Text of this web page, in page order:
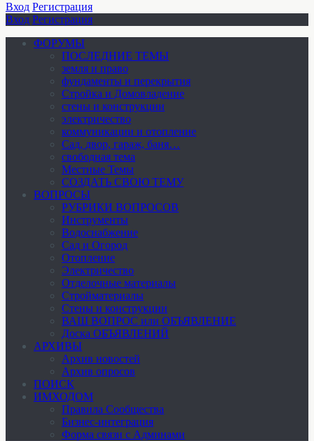
Вход Регистрация
Вход Регистрация
ФОРУМЫ
ПОСЛЕДНИЕ ТЕМЫ
земля и право
фундаменты и перекрытия
Стройка и Домовладение
стены и конструкции
электричество
коммуникации и отопление
Cад, двор, гараж, баня…
свободная тема
Местные Темы
СОЗДАТЬ СВОЮ ТЕМУ
ВОПРОСЫ
РУБРИКИ ВОПРОСОВ
Инструменты
Водоснабжение
Сад и Огород
Отопление
Электричество
Отделочные материалы
Стройматериалы
Стены и конструкции
ВАШ ВОПРОС или ОБЪЯВЛЕНИЕ
Доска ОБЪЯВЛЕНИЙ
АРХИВЫ
Архив новостей
Архив опросов
ПОИСК
ИМХОДОМ
Правила Сообщества
Бизнес-интеграция
Форма связи с Админами